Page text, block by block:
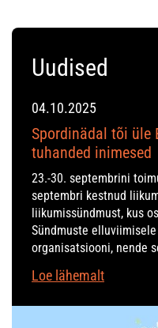
Uudised
04.10.2025
Spordinädal tõi üle
tuhanded inimesed
23.-30. septembrini
septembri kestnud
liikumissündmust, kus
Sündmuste
organisatsiooni, nende
Loe lähemalt